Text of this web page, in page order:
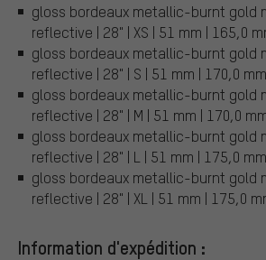
gloss bordeaux metallic-burnt gold
reflective | 28" | XS | 51 mm | 165,0
gloss bordeaux metallic-burnt gold
reflective | 28" | S | 51 mm | 170,0
gloss bordeaux metallic-burnt gold
reflective | 28" | M | 51 mm | 170,0
gloss bordeaux metallic-burnt gold
reflective | 28" | L | 51 mm | 175,0
gloss bordeaux metallic-burnt gold
reflective | 28" | XL | 51 mm | 175,0
Information d'expédition :